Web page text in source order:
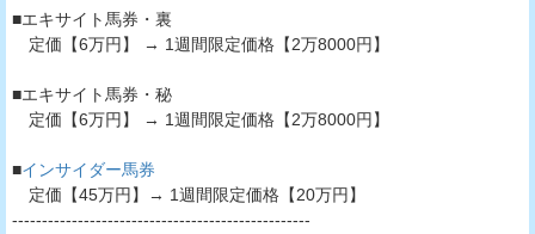
■エキサイト馬券・裏
定価【6万円】 → 1週間限定価格【2万8000円】
■エキサイト馬券・秘
定価【6万円】 → 1週間限定価格【2万8000円】
■インサイダー馬券
定価【45万円】→ 1週間限定価格【20万円】
--------------------------------------------------